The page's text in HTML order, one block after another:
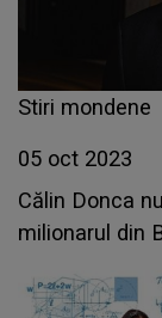
Stiri mondene
05 oct 2023
Călin Donca
milionarul din